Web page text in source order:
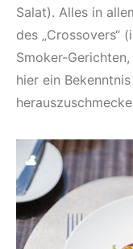
Salat). Alles in
des „Crossovers“
Smoker-
hier ein